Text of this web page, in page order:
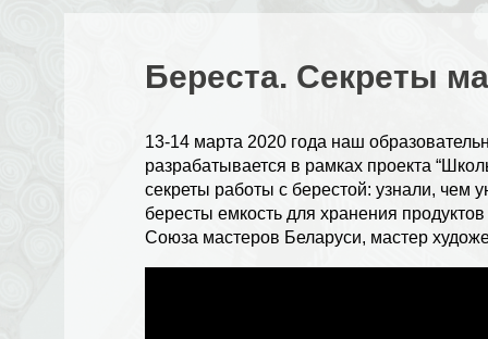
Береста. Секреты
13-14 марта 2020 года наш
разрабатывается в рамках проекта
секреты работы с берестой: узнали, чем
бересты емкость для хранения
Союза мастеров Беларуси, мастер